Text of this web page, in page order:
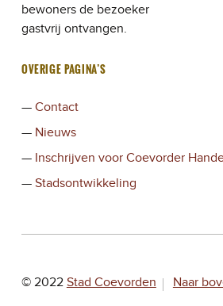
bewoners de bezoeker
gastvrij ontvangen.
OVERIGE PAGINA’S
Contact
Nieuws
Inschrijven voor Coevorder
Stadsontwikkeling
© 2022 Stad Coevorden Naar